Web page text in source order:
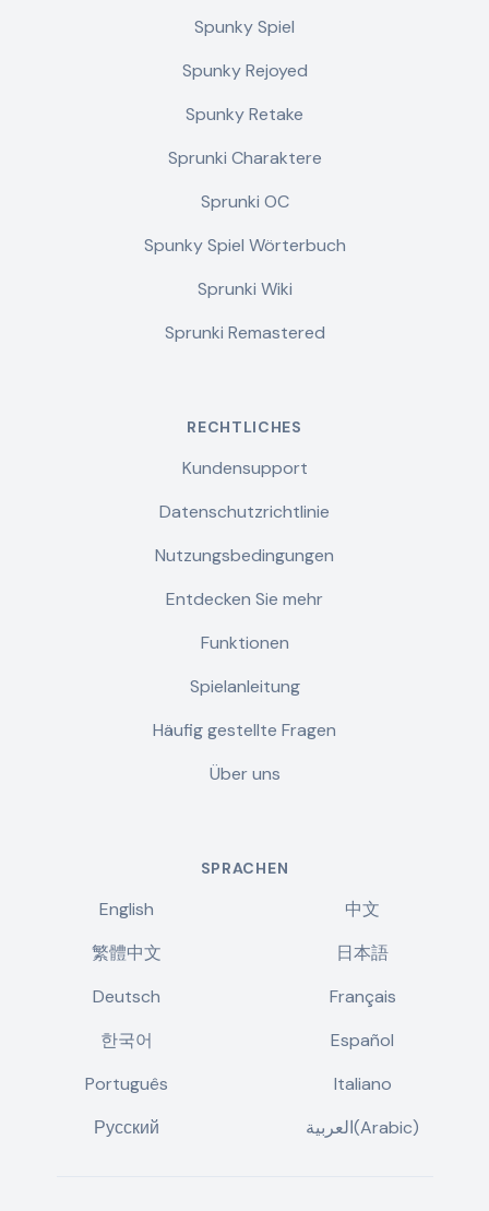
Spunky Spiel
Spunky Rejoyed
Spunky Retake
Sprunki Charaktere
Sprunki OC
Spunky Spiel Wörterbuch
Sprunki Wiki
Sprunki Remastered
RECHTLICHES
Kundensupport
Datenschutzrichtlinie
Nutzungsbedingungen
Entdecken Sie mehr
Funktionen
Spielanleitung
Häufig gestellte Fragen
Über uns
SPRACHEN
English
中文
繁體中文
日本語
Deutsch
Français
한국어
Español
Português
Italiano
Русский
العربية(Arabic)